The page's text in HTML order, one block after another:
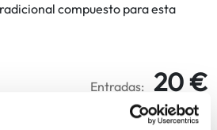
compuesto para esta
Entradas: 20 €